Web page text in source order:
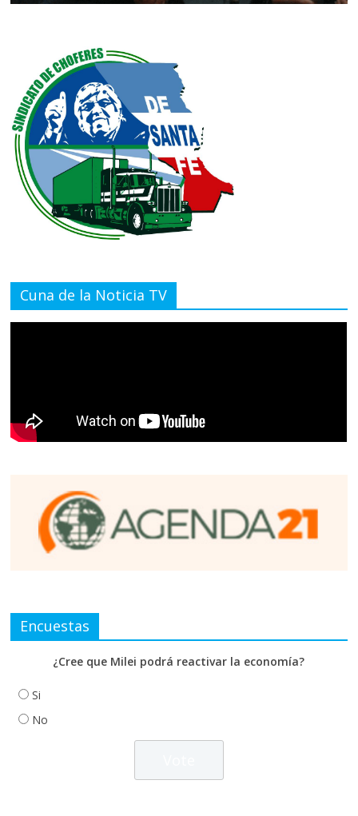
Cuna de la Noticia TV
Encuestas
¿Cree que Milei podrá reactivar la economía?
Si
No